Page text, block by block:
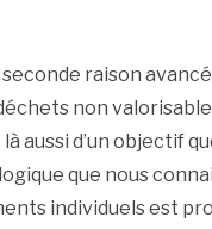
seconde raison
non
aussi d’un objectif
que nous
individuels est